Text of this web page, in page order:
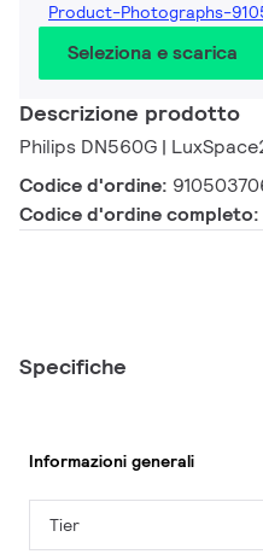
Product-Photographs-
Seleziona e scarica
Descrizione prodotto
Philips DN560G |
Codice d'ordine:
Codice d'ordine completo:
Specifiche
Informazioni generali
Tier